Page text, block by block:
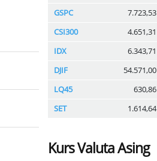
GSPC 7.723,53
CSI300 4.651,31
IDX 6.343,71
DJIF 54.571,00
LQ45 630,86
SET 1.614,64
Kurs Valuta Asing